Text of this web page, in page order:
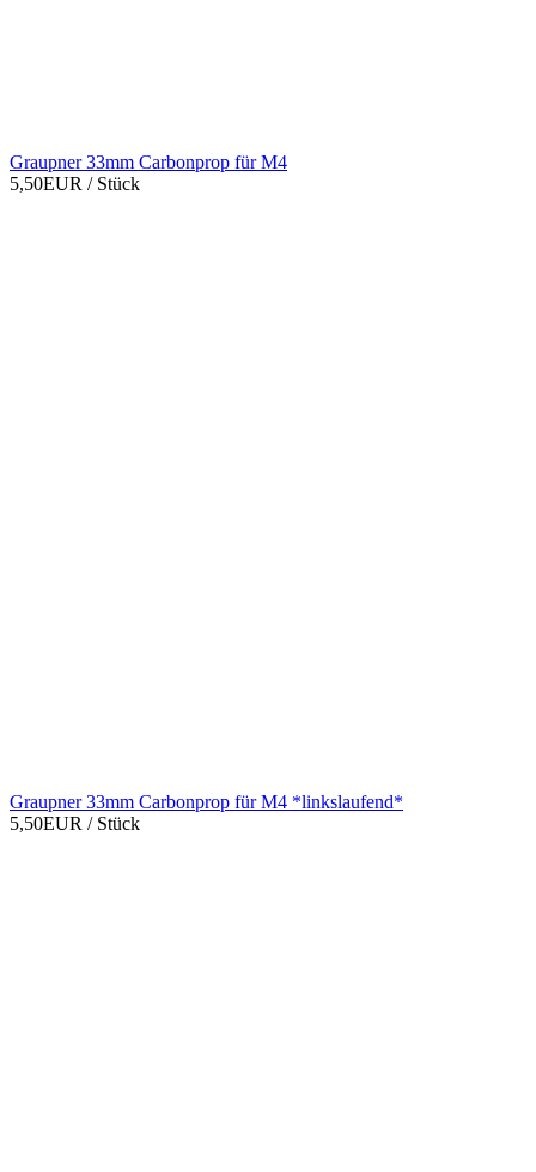
Graupner 33mm Carbonprop für M4
5,50EUR / Stück
Graupner 33mm Carbonprop für M4 *linkslaufend*
5,50EUR / Stück